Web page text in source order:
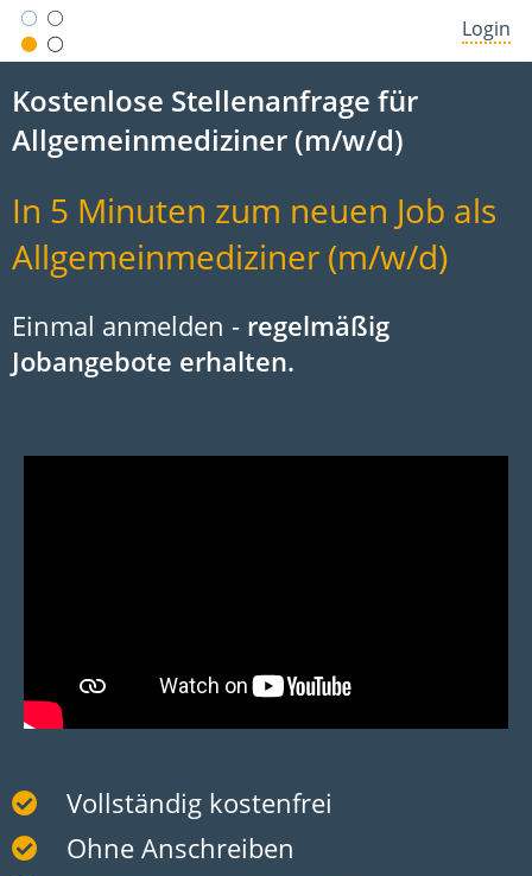
Login
Kostenlose Stellenanfrage für
Allgemeinmediziner (m/w/d)
In 5 Minuten zum neuen Job als
Allgemeinmediziner (m/w/d)
Einmal anmelden - regelmäßig
Jobangebote erhalten.
Vollständig kostenfrei
Ohne Anschreiben